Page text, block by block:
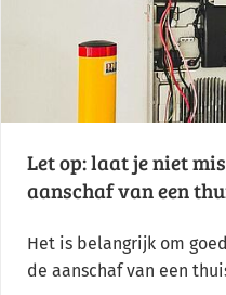
Let op: laat je niet
aanschaf van een
Het is belangrijk om
de aanschaf van een